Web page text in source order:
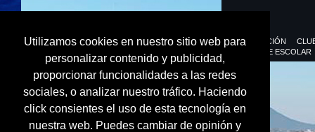
Utilizamos cookies en nuestro sitio web para
personalizar contenido y publicidad,
proporcionar funcionalidades a las redes
sociales, o analizar nuestro tráfico. Haciendo
click consientes el uso de esta tecnología en
nuestra web. Puedes cambiar de opinión y
FEDERACIÓN
DEPORTE ESCOLAR